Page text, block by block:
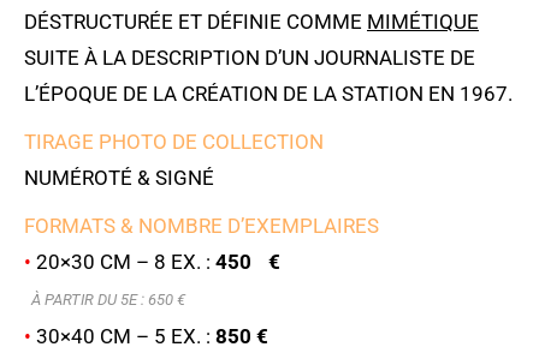
DÉSTRUCTURÉE ET DÉFINIE COMME MIMÉTIQUE
SUITE À LA DESCRIPTION D’UN JOURNALISTE DE
L’ÉPOQUE DE LA CRÉATION DE LA STATION EN 1967.
TIRAGE PHOTO DE COLLECTION
NUMÉROTÉ & SIGNÉ
FORMATS & NOMBRE D’EXEMPLAIRES
• 20×30 CM – 8 EX. : 450 €
À PARTIR DU 5E : 650 €
• 30×40 CM – 5 EX. : 850 €